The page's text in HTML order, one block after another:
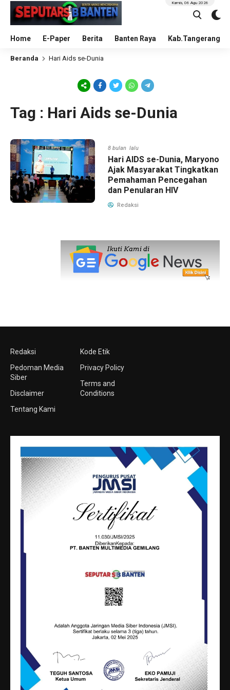
Home E-Paper Berita Banten Raya Kab.Tangerang
Kamis, 06 Agu 2026
Beranda Hari Aids se-Dunia
Tag : Hari Aids se-Dunia
8 bulan lalu
Hari AIDS se-Dunia, Maryono
Ajak Masyarakat Tingkatkan
Pemahaman Pencegahan
dan Penularan HIV
Redaksi
Redaksi
Pedoman Media
Siber
Disclaimer
Tentang Kami
Kode Etik
Privacy Policy
Terms and
Conditions